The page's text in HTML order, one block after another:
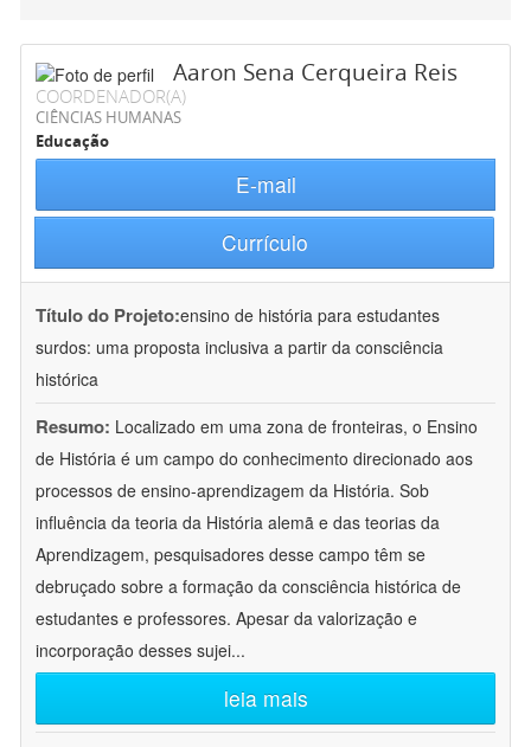
Aaron Sena Cerqueira Reis
COORDENADOR(A)
CIÊNCIAS HUMANAS
Educação
E-mail
Currículo
Título do Projeto:ensino de história para estudantes
surdos: uma proposta inclusiva a partir da consciência
histórica
Resumo: Localizado em uma zona de fronteiras, o Ensino
de História é um campo do conhecimento direcionado aos
processos de ensino-aprendizagem da História. Sob
influência da teoria da História alemã e das teorias da
Aprendizagem, pesquisadores desse campo têm se
debruçado sobre a formação da consciência histórica de
estudantes e professores. Apesar da valorização e
incorporação desses sujei...
leia mais